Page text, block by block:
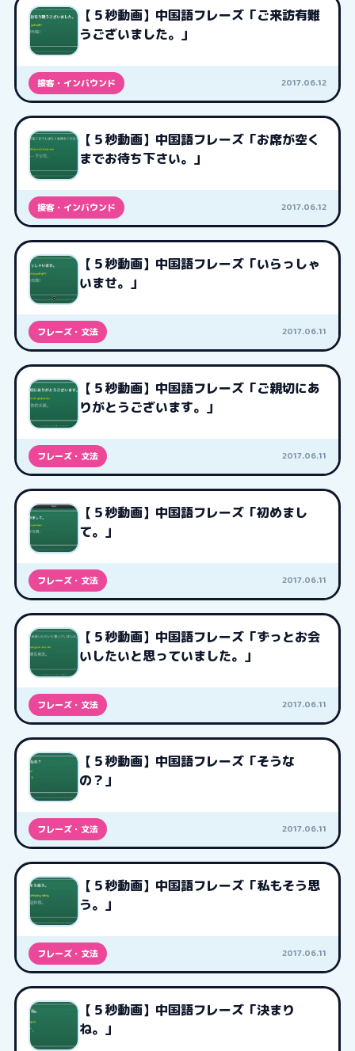
【５秒動画】中国語フレーズ「ご来訪有難
うございました。」
接客・インバウンド 2017.06.12
【５秒動画】中国語フレーズ「お席が空く
までお待ち下さい。」
接客・インバウンド 2017.06.12
【５秒動画】中国語フレーズ「いらっしゃ
いませ。」
フレーズ・文法 2017.06.11
【５秒動画】中国語フレーズ「ご親切にあ
りがとうございます。」
フレーズ・文法 2017.06.11
【５秒動画】中国語フレーズ「初めまし
て。」
フレーズ・文法 2017.06.11
【５秒動画】中国語フレーズ「ずっとお会
いしたいと思っていました。」
フレーズ・文法 2017.06.11
【５秒動画】中国語フレーズ「そうな
の？」
フレーズ・文法 2017.06.11
【５秒動画】中国語フレーズ「私もそう思
う。」
フレーズ・文法 2017.06.11
【５秒動画】中国語フレーズ「決まり
ね。」